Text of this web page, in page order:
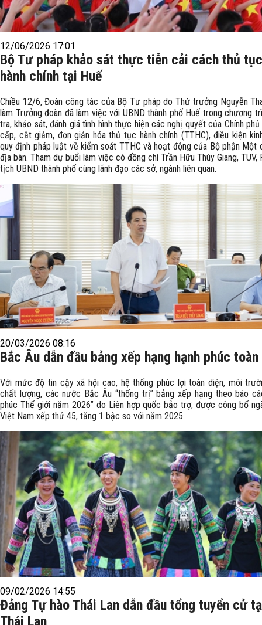
12/06/2026 17:01
Bộ Tư pháp khảo sát thực tiễn cải cách thủ tục
hành chính tại Huế
Chiều 12/6, Đoàn công tác của Bộ Tư pháp do Thứ trưởng Nguyễn
làm Trưởng đoàn đã làm việc với UBND thành phố Huế trong chương
tra, khảo sát, đánh giá tình hình thực hiện các nghị quyết của Chính phủ
cấp, cắt giảm, đơn giản hóa thủ tục hành chính (TTHC), điều kiện
quy định pháp luật về kiểm soát TTHC và hoạt động của Bộ phận Một
địa bàn. Tham dự buổi làm việc có đồng chí Trần Hữu Thùy Giang, TUV,
tịch UBND thành phố cùng lãnh đạo các sở, ngành liên quan.
20/03/2026 08:16
Bắc Âu dẫn đầu bảng xếp hạng hạnh phúc
Với mức độ tin cậy xã hội cao, hệ thống phúc lợi toàn diện, môi
chất lượng, các nước Bắc Âu “thống trị” bảng xếp hạng theo báo
phúc Thế giới năm 2026” do Liên hợp quốc bảo trợ, được công bố
Việt Nam xếp thứ 45, tăng 1 bậc so với năm 2025.
09/02/2026 14:55
Đảng Tự hào Thái Lan dẫn đầu tổng tuyển cử
Thái Lan